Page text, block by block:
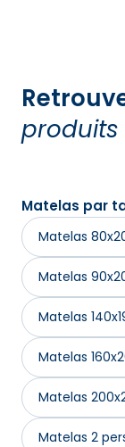
produits
Matelas par
Matelas
Matelas
Matelas
Matelas
Matelas
Matelas 2